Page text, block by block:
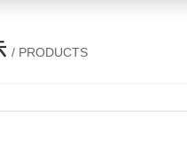
/ PRODUCTS